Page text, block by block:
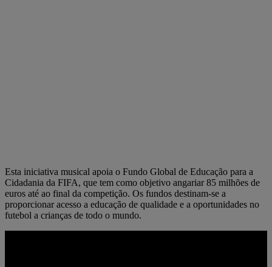
Esta iniciativa musical apoia o Fundo Global de Educação para a
Cidadania da FIFA, que tem como objetivo angariar 85 milhões de
euros até ao final da competição. Os fundos destinam-se a
proporcionar acesso a educação de qualidade e a oportunidades no
futebol a crianças de todo o mundo.